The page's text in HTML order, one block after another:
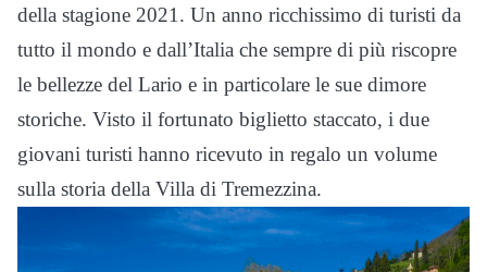
della stagione 2021. Un anno ricchissimo di turisti da
tutto il mondo e dall’Italia che sempre di più riscopre
le bellezze del Lario e in particolare le sue dimore
storiche. Visto il fortunato biglietto staccato, i due
giovani turisti hanno ricevuto in regalo un volume
sulla storia della Villa di Tremezzina.